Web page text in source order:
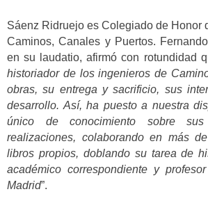
Sáenz Ridruejo es Colegiado de Honor
Caminos, Canales y Puertos.
en su laudatio, afirmó con rotundidad
historiador de los ingenieros de
obras, su entrega y sacrificio, sus
desarrollo. Así, ha puesto a nuestra
único de conocimiento sobre
realizaciones, colaborando en más
libros propios, doblando su tarea de
académico correspondiente y
Madrid”.